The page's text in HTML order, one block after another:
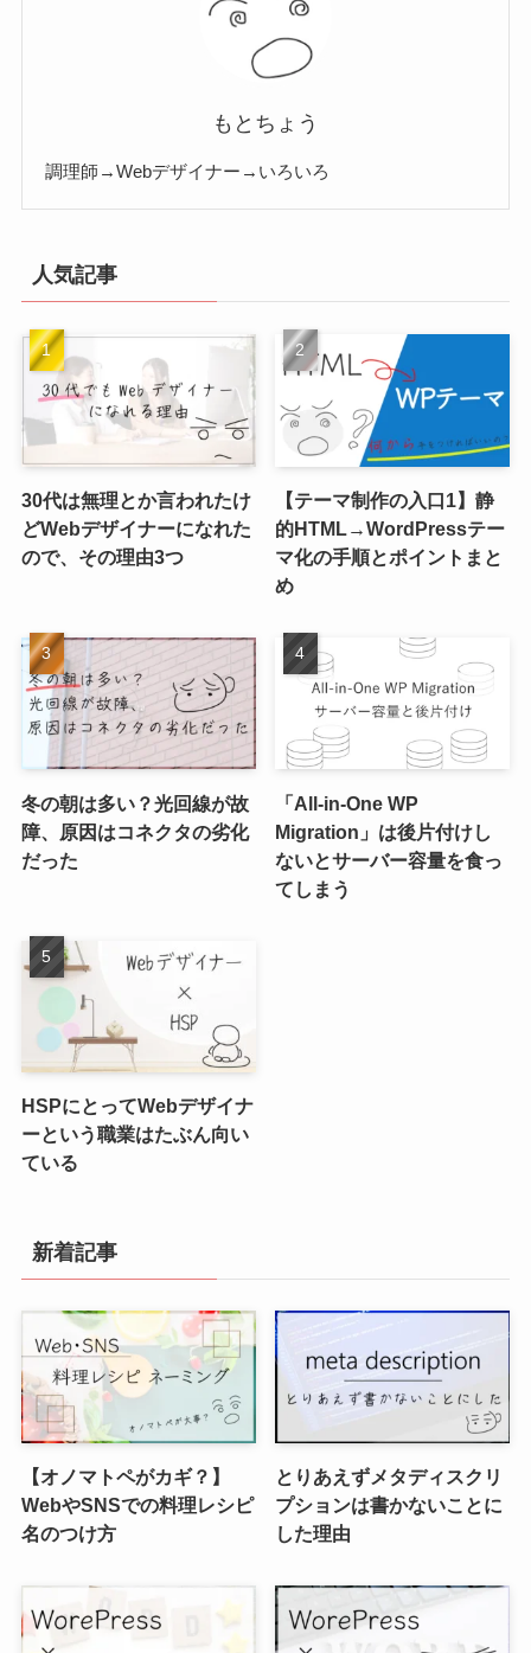
もとちょう
調理師→Webデザイナー→いろいろ
人気記事
30代は無理とか言われたけ
どWebデザイナーになれた
ので、その理由3つ
【テーマ制作の入口1】静
的HTML→WordPressテー
マ化の手順とポイントまと
め
冬の朝は多い？光回線が故
障、原因はコネクタの劣化
だった
「All-in-One WP
Migration」は後片付けし
ないとサーバー容量を食っ
てしまう
HSPにとってWebデザイナ
ーという職業はたぶん向い
ている
新着記事
【オノマトペがカギ？】
WebやSNSでの料理レシピ
名のつけ方
とりあえずメタディスクリ
プションは書かないことに
した理由